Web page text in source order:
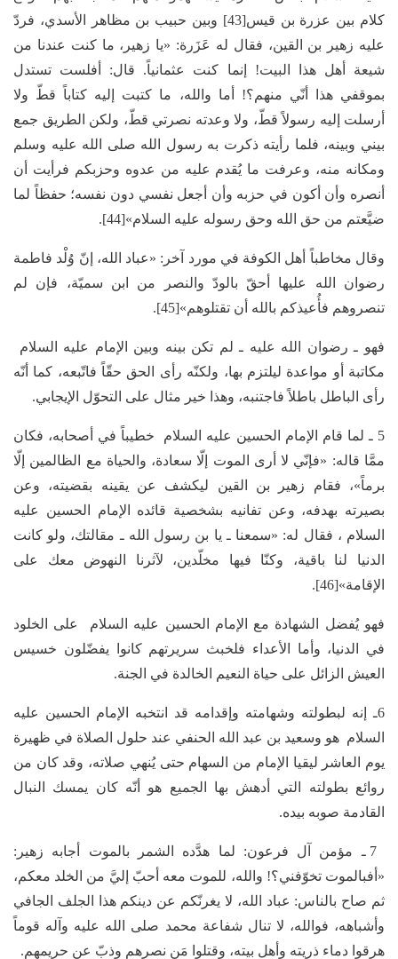
كلام بين عزرة بن قيس[43] وبين حبيب بن مظاهر الأسدي، فردّ
عليه زهير بن القين، فقال له عَزَرة: «يا زهير، ما كنت عندنا من
شيعة أهل هذا البيت! إنما كنت عثمانياً. قال: أفلست تستدل
بموقفي هذا أنّي منهم؟! أما والله، ما كتبت إليه كتاباً قطّ ولا
أرسلت إليه رسولاً قطّ، ولا وعدته نصرتي قطّ، ولكن الطريق جمع
بيني وبينه، فلما رأيته ذكرت به رسول الله صلى الله عليه وسلم
ومكانه منه، وعرفت ما يُقدم عليه من عدوه وحزبكم فرأيت أن
أنصره وأن أكون في حزبه وأن أجعل نفسي دون نفسه؛ حفظاً لما
ضيَّعتم من حق الله وحق رسوله عليه السلام»[44].
وقال مخاطباً أهل الكوفة في مورد آخر: «عباد الله، إنّ وُلْد فاطمة
رضوان الله عليها أحقّ بالودّ والنصر من ابن سميّة، فإن لم
تنصروهم فأُعيذكم بالله أن تقتلوهم»[45].
فهو ـ رضوان الله عليه ـ لم تكن بينه وبين الإمام عليه السلام
مكاتبة أو مواعدة ليلتزم بها، ولكنّه رأى الحق حقّاً فاتّبعه، كما أنّه
رأى الباطل باطلاً فاجتنبه، وهذا خير مثال على التحوّل الإيجابي.
5 ـ لما قام الإمام الحسين عليه السلام خطيباً في أصحابه، فكان
ممَّا قاله: «فإنّي لا أرى الموت إلّا سعادة، والحياة مع الظالمين إلّا
برماً»، فقام زهير بن القين ليكشف عن يقينه بقضيته، وعن
بصيرته بهدفه، وعن تفانيه بشخصية قائده الإمام الحسين عليه
السلام ، فقال له: «سمعنا ـ يا بن رسول الله ـ مقالتك، ولو كانت
الدنيا لنا باقية، وكنّا فيها مخلّدين، لآثرنا النهوض معك على
الإقامة»[46].
فهو يُفضل الشهادة مع الإمام الحسين عليه السلام على الخلود
في الدنيا، وأما الأعداء فلخبث سريرتهم كانوا يفضّلون خسيس
العيش الزائل على حياة النعيم الخالدة في الجنة.
6ـ إنه لبطولته وشهامته وإقدامه قد انتخبه الإمام الحسين عليه
السلام هو وسعيد بن عبد الله الحنفي عند حلول الصلاة في ظهيرة
يوم العاشر ليقيا الإمام من السهام حتى يُنهي صلاته، وقد كان من
روائع بطولته التي أدهش بها الجميع هو أنّه كان يمسك النبال
القادمة صوبه بيده.
7 ـ مؤمن آل فرعون: لما هدَّده الشمر بالموت أجابه زهير:
«أفبالموت تخوّفني؟! والله، للموت معه أحبّ إليَّ من الخلد معكم،
ثم صاح بالناس: عباد الله، لا يغرنّكم عن دينكم هذا الجلف الجافي
وأشباهه، فوالله، لا تنال شفاعة محمد صلى الله عليه وآله قوماً
هرقوا دماء ذريته وأهل بيته، وقتلوا مَن نصرهم وذبّ عن حريمهم.